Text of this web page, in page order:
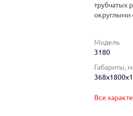
трубчатых
округлыми
Модель
3180
Габариты,
Все